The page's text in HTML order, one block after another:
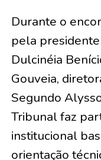
Durante o
pela
Dulcinéia
Gouveia,
Segundo
Tribunal faz
institucional
orientação